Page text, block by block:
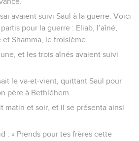
avaient suivi Saül à la guerre. Voici
pour la guerre : Eliab, l’aîné,
Shamma, le troisième.
et les trois aînés avaient suivi
le va-et-vient, quittant Saül pour
père à Bethléhem.
matin et soir, et il se présenta ainsi
: « Prends pour tes frères cette